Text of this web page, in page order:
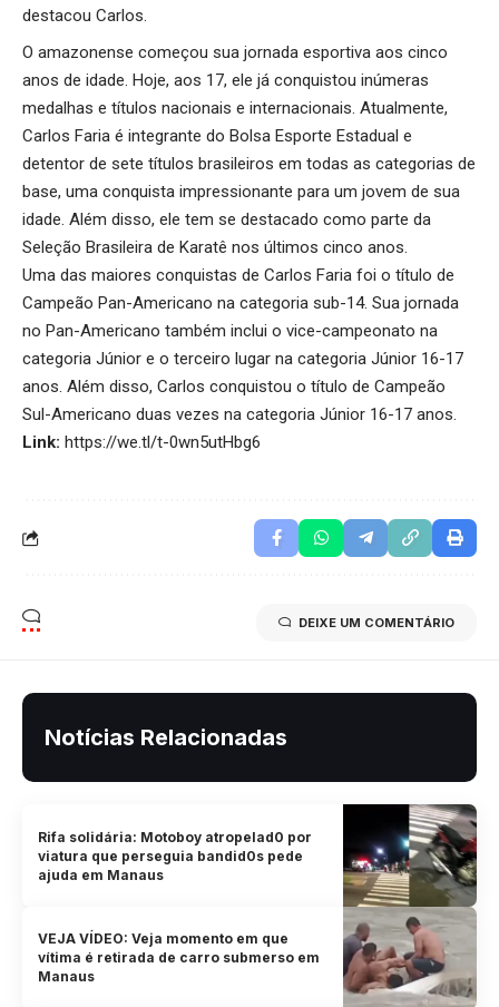
destacou Carlos.
O amazonense começou sua jornada esportiva aos cinco
anos de idade. Hoje, aos 17, ele já conquistou inúmeras
medalhas e títulos nacionais e internacionais. Atualmente,
Carlos Faria é integrante do Bolsa Esporte Estadual e
detentor de sete títulos brasileiros em todas as categorias de
base, uma conquista impressionante para um jovem de sua
idade. Além disso, ele tem se destacado como parte da
Seleção Brasileira de Karatê nos últimos cinco anos.
Uma das maiores conquistas de Carlos Faria foi o título de
Campeão Pan-Americano na categoria sub-14. Sua jornada
no Pan-Americano também inclui o vice-campeonato na
categoria Júnior e o terceiro lugar na categoria Júnior 16-17
anos. Além disso, Carlos conquistou o título de Campeão
Sul-Americano duas vezes na categoria Júnior 16-17 anos.
Link: https://we.tl/t-0wn5utHbg6
DEIXE UM COMENTÁRIO
Notícias Relacionadas
Rifa solidária: Motoboy atropelad0 por
viatura que perseguia bandid0s pede
ajuda em Manaus
VEJA VÍDEO: Veja momento em que
vítima é retirada de carro submerso em
Manaus